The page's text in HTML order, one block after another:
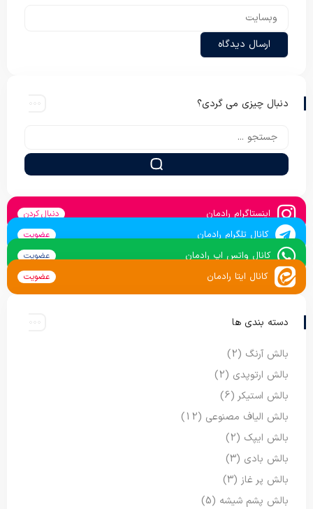
دنبال چیزی می گردی؟
اینستاگرام رادمان دنبال کردن
کانال تلگرام رادمان عضویت
کانال واتس اپ رادمان عضویت
کانال ایتا رادمان عضویت
دسته بندی ها
بالش آرنگ (2)
بالش ارتوپدی (2)
بالش استیکر (6)
بالش الیاف مصنوعی (12)
بالش ایپک (2)
بالش بادی (3)
بالش پر غاز (3)
بالش پشم شیشه (5)